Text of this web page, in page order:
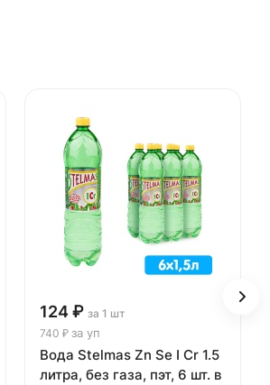
124 ₽ за 1 шт
740 ₽ за уп
Вода Stelmas Zn Se I Cr 1.5
литра, без газа, пэт, 6 шт. в